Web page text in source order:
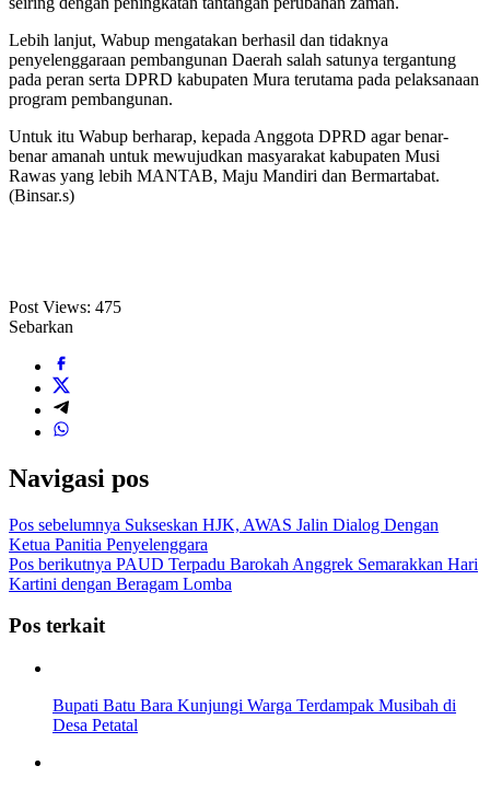
Lebih lanjut, Wabup mengatakan berhasil dan tidaknya
penyelenggaraan pembangunan Daerah salah satunya tergantung
pada peran serta DPRD kabupaten Mura terutama pada pelaksanaan
program pembangunan.
Untuk itu Wabup berharap, kepada Anggota DPRD agar benar-
benar amanah untuk mewujudkan masyarakat kabupaten Musi
Rawas yang lebih MANTAB, Maju Mandiri dan Bermartabat.
(Binsar.s)
Post Views: 475
Sebarkan
Navigasi pos
Pos sebelumnya Sukseskan HJK, AWAS Jalin Dialog Dengan
Ketua Panitia Penyelenggara
Pos berikutnya PAUD Terpadu Barokah Anggrek Semarakkan Hari
Kartini dengan Beragam Lomba
Pos terkait
Bupati Batu Bara Kunjungi Warga Terdampak Musibah di
Desa Petatal